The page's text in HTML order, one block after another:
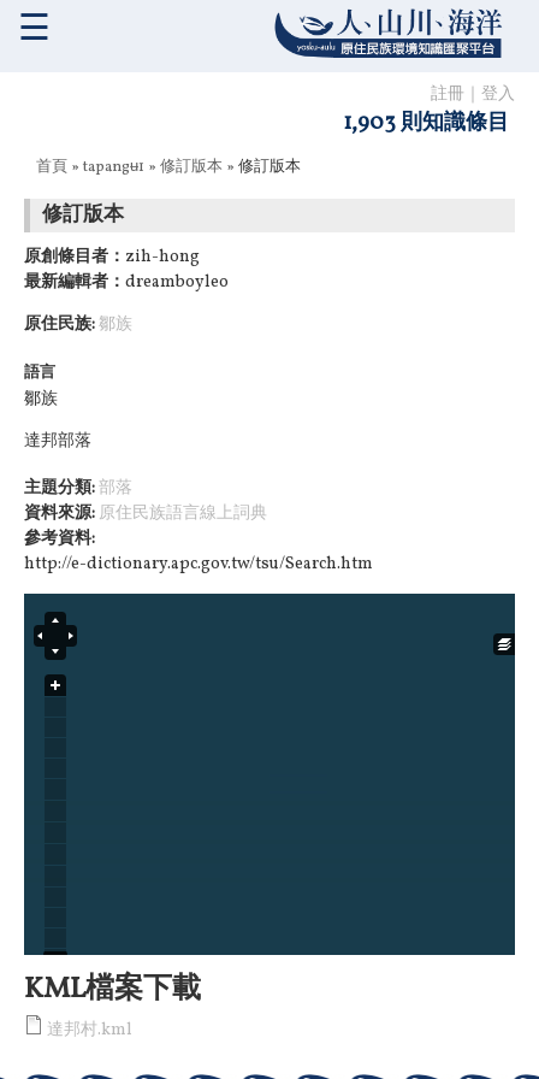
註冊 登入
1,903 則知識條目
☰
您在這裡
首頁 » tapangʉ1 » 修訂版本 » 修訂版本
修訂版本
原創條目者： zih-hong
最新編輯者： dreamboyleo
原住民族:鄒族
語言
鄒族
達邦部落
主題分類:部落
資料來源: 原住民族語言線上詞典
參考資料:
http://e-dictionary.apc.gov.tw/tsu/Search.htm
KML檔案下載
達邦村.kml